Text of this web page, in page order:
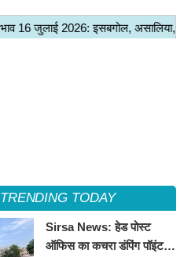
TRENDING TODAY
Sirsa News: हेड पोस्ट
ऑफिस का कचरा डंपिंग पॉइंट